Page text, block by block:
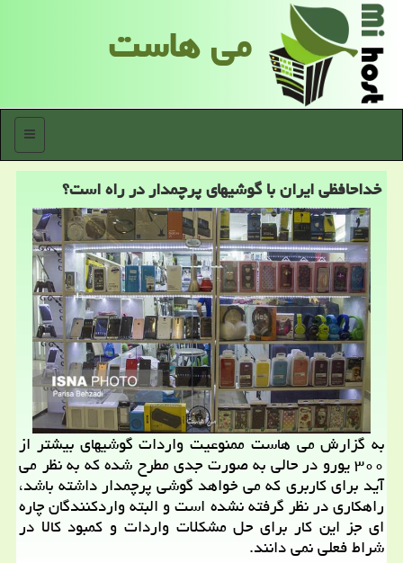
می هاست
منو
خداحافظی ایران با گوشیهای پرچمدار در راه است؟
به گزارش می هاست ممنوعیت واردات گوشیهای بیشتر از
۳۰۰ یورو در حالی به صورت جدی مطرح شده كه به نظر می
آید برای كاربری كه می خواهد گوشی پرچمدار داشته باشد،
راهكاری در نظر گرفته نشده است و البته واردكنندگان چاره
ای جز این كار برای حل مشكلات واردات و كمبود كالا در
شراط فعلی نمی دانند.